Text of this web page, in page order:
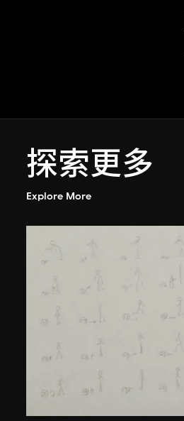
探索更多
Explore More